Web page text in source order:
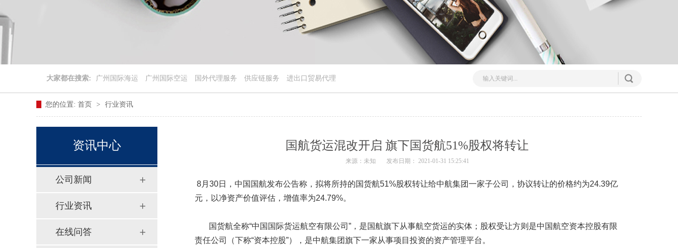
大家都在搜索: 广州国际海运 广州国际空运 国外代理服务 供应链服务 进出口贸易代理
您的位置: 首页 > 行业资讯
国航货运混改开启 旗下国货航51%股权将转让
来源：未知 发布日期： 2021-01-31 15:25:41
8月30日，中国国航发布公告称，拟将所持的国货航51%股权转让给中航集团一家子公司，协议转让的价格约为24.39亿
元，以净资产价值评估，增值率为24.79%。
国货航全称“中国国际货运航空有限公司”，是国航旗下从事航空货运的实体；股权受让方则是中国航空资本控股有限
责任公司（下称“资本控股”），是中航集团旗下一家从事项目投资的资产管理平台。
资讯中心
公司新闻
行业资讯
在线问答